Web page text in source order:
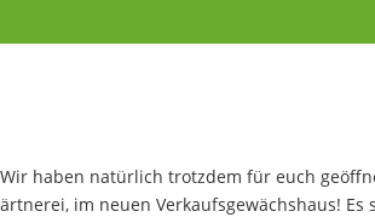
haben natürlich trotzdem für euch
im neuen Verkaufsgewächshaus!